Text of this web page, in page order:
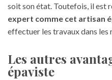
soit son état. Toutefois, il est
expert comme cet artisan
effectuer les travaux dans les
Les autres
épaviste